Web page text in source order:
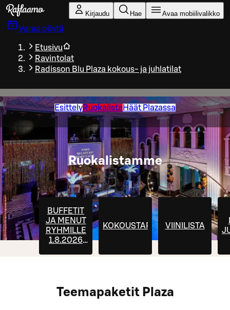
Siirry pääsisältöön
Kirjaudu Hae Avaa mobiilivalikko
Varaa pöytä
Etusivu
Ravintolat
Radisson Blu Plaza kokous- ja juhlatilat
EsittelyRuokalista Häät Plazassa
Ruokalistamme
BUFFETIT
JA MENUT
RYHMILLE
1.8.2026
KOKOUSTARJOILUTVIINILISTA
Teemapaketit Plaza